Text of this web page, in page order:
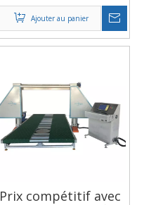
Ajouter au panier
Prix ​​compétitif avec